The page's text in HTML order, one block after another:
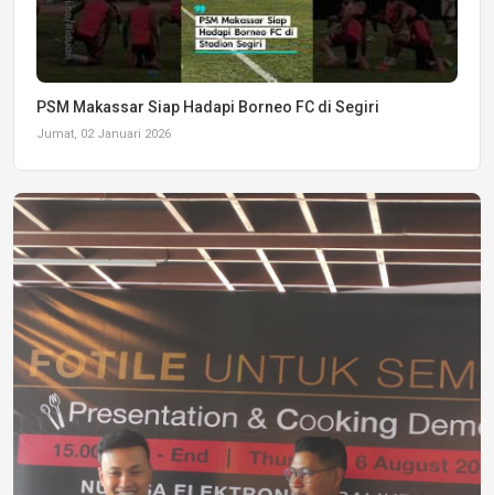
PSM Makassar Siap Hadapi Borneo FC di Segiri
Jumat, 02 Januari 2026